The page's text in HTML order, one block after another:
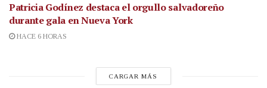
Patricia Godínez destaca el orgullo salvadoreño
durante gala en Nueva York
HACE 6 HORAS
CARGAR MÁS